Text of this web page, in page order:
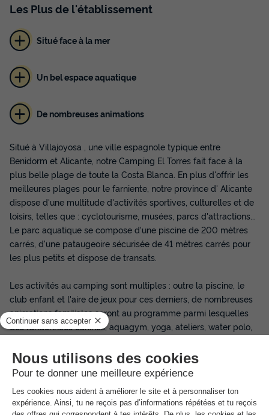
Les Plusde l'établissement
Situé face à la mer
Un bel espace aquatique
De nombreuses animations
Situé à Villajoyosa , une ville espagnole typique entre
Benidorm et Alicante, notre Camping El Torres fait face à la
plus belle plage de toute la Costa Blanca. En plus d'offrir les
meilleures plages pour le farniente, notre province d' Alicante
dispose d'une multitude d'activités sportives, culturelles et de
loisirs, telles que : cyclotourisme, musées, parcs d'attractions...
Le parc aquatique se compose d'une piscine de 200 mètres
carrés, d'une pataugeoire sécurisée de 41 mètres carrés pour
les plus petits et dispose de transats.
Les activités au camping sont multiples : outre la piscine, le
club enfant et l'aire de jeux pour ces derniers, de nombreuses
animations familiales seront au programme parmi lesquelles
des randonnées canines, aquagym, yoga, ateliers, water polo,
Côté services, vous trouverez sur place une épicerie, un dépôt
de pain, une laverie ainsi que le wifi. Les animaux sont
acceptés !